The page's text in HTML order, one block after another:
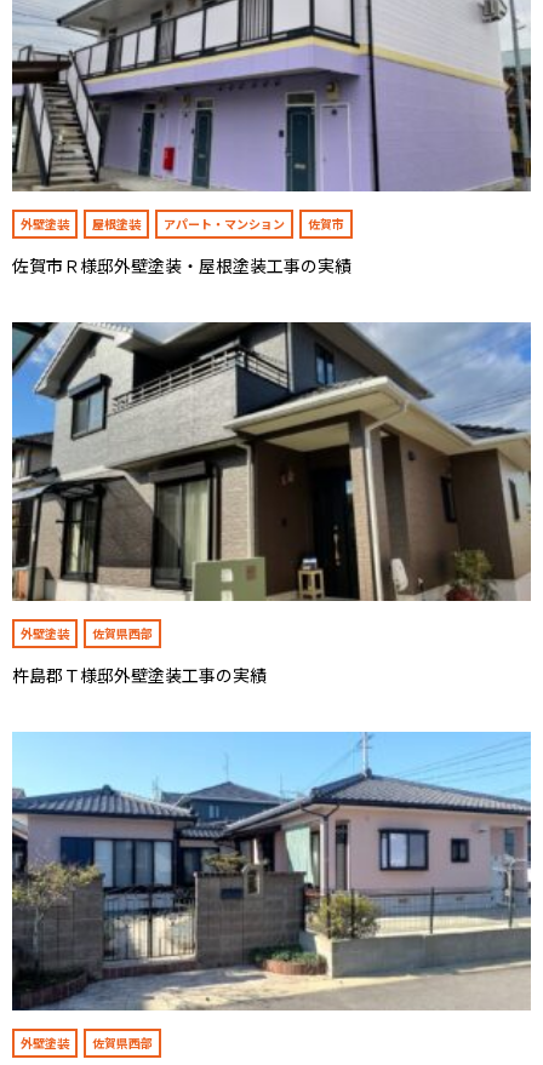
外壁塗装 屋根塗装 アパート・マンション 佐賀市
佐賀市Ｒ様邸外壁塗装・屋根塗装工事の実績
外壁塗装 佐賀県西部
杵島郡Ｔ様邸外壁塗装工事の実績
外壁塗装 佐賀県西部